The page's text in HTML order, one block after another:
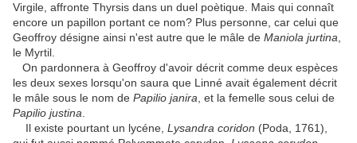
Virgile, affronte Thyrsis dans un duel poètique. Mais qui connaît
encore un papillon portant ce nom? Plus personne, car celui que
Geoffroy désigne ainsi n'est autre que le mâle de Maniola jurtina
le Myrtil.
On pardonnera à Geoffroy d'avoir décrit comme deux espèces
les deux sexes lorsqu'on saura que Linné avait également décrit
le mâle sous le nom de Papilio janira , et la femelle sous celui de
Papilio justina
Il existe pourtant un lycéne, Lysandra coridon (Poda, 1761),